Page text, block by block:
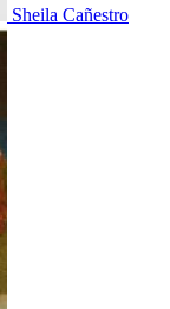
Sheila Cañestro